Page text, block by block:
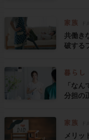
共働き
破する
「な
分担の
メリッ